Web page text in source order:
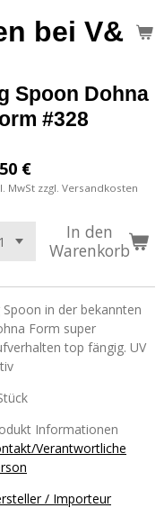
bei V&S
Spoon Dohna
#328
€
MwSt zzgl. Versandkosten
In den
Warenkorb
Spoon in der bekannten
Form super
top fängig. UV
Informationen
Verantwortliche
/ Importeur